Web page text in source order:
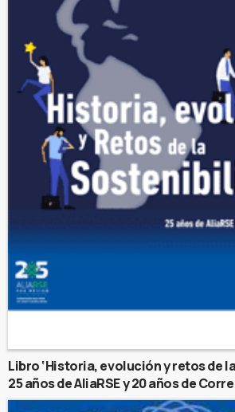
Libro ‘Historia, evolución y retos de
25 años de AliaRSE y 20 años de